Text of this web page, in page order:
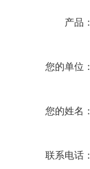
产品：
您的单位：
您的姓名：
联系电话：